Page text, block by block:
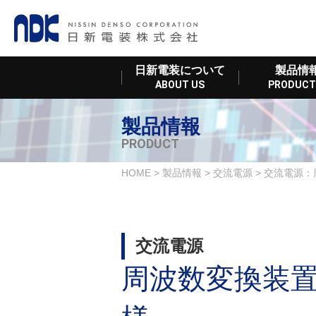
日新電装について
ABOUT US
製品情
PRODUCT
製品情報
PRODUCT
HOME > 製品情報 > 交流電源 > 交流電源：
交流電源
周波数変換装